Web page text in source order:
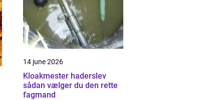
14 june 2026
Kloakmester haderslev
sådan vælger du den rette
fagmand